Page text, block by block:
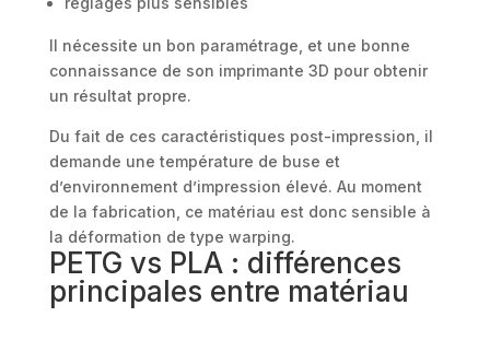
Il nécessite un bon paramétrage, et une bonne
connaissance de son imprimante 3D pour obtenir
un résultat propre.
Du fait de ces caractéristiques post-impression, il
demande une température de buse et
d’environnement d’impression élevé. Au moment
de la fabrication, ce matériau est donc sensible à
la déformation de type warping.
PETG vs PLA : différences
principales entre matériau